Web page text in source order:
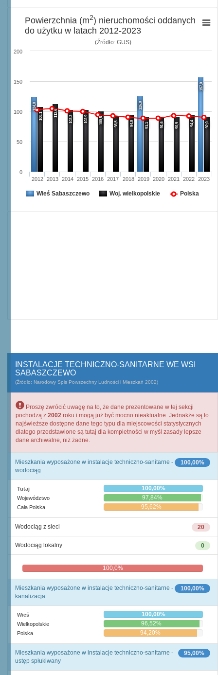
(Źródło: GUS)
124,0 126,0
157,0
108,1 112,6
103,3 102,9 100,5 93,5 94,0 91,1 91,6 90,9 94,4 92,0
2012 2013 2014 2015 2016 2017 2018 2019 2020 2021 2022 2023
0
50
100
150
200
Powierzchnia (m2) nieruchomości oddanych
do użytku w latach 2012-2023
Wieś Sabaszczewo Woj. wielkopolskie Polska
INSTALACJE TECHNICZNO-SANITARNE WE WSI
SABASZCZEWO
(Źródło: Narodowy Spis Powszechny Ludności i Mieszkań 2002)
Proszę zwrócić uwagę na to, że dane prezentowane w tej sekcji
pochodzą z 2002 roku i mogą już być mocno nieaktualne. Jednakże są to
najświeższe dostępne dane tego typu dla miejscowości statystycznych
dlatego przedstawione są tutaj dla kompletności w myśl zasady lepsze
dane archiwalne, niż żadne.
100,00%
Mieszkania wyposażone w instalacje techniczno-sanitarne -
wodociąg
Tutaj 100,00%
Województwo 97,84%
Cała Polska 95,62%
20
Wodociąg z sieci
0
Wodociąg lokalny
100,0%
100,00%
Mieszkania wyposażone w instalacje techniczno-sanitarne -
kanalizacja
Wieś 100,00%
Wielkopolskie 96,52%
Polska 94,20%
95,00%
Mieszkania wyposażone w instalacje techniczno-sanitarne -
ustęp spłukiwany